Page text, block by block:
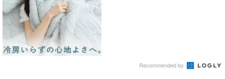
Recommended by